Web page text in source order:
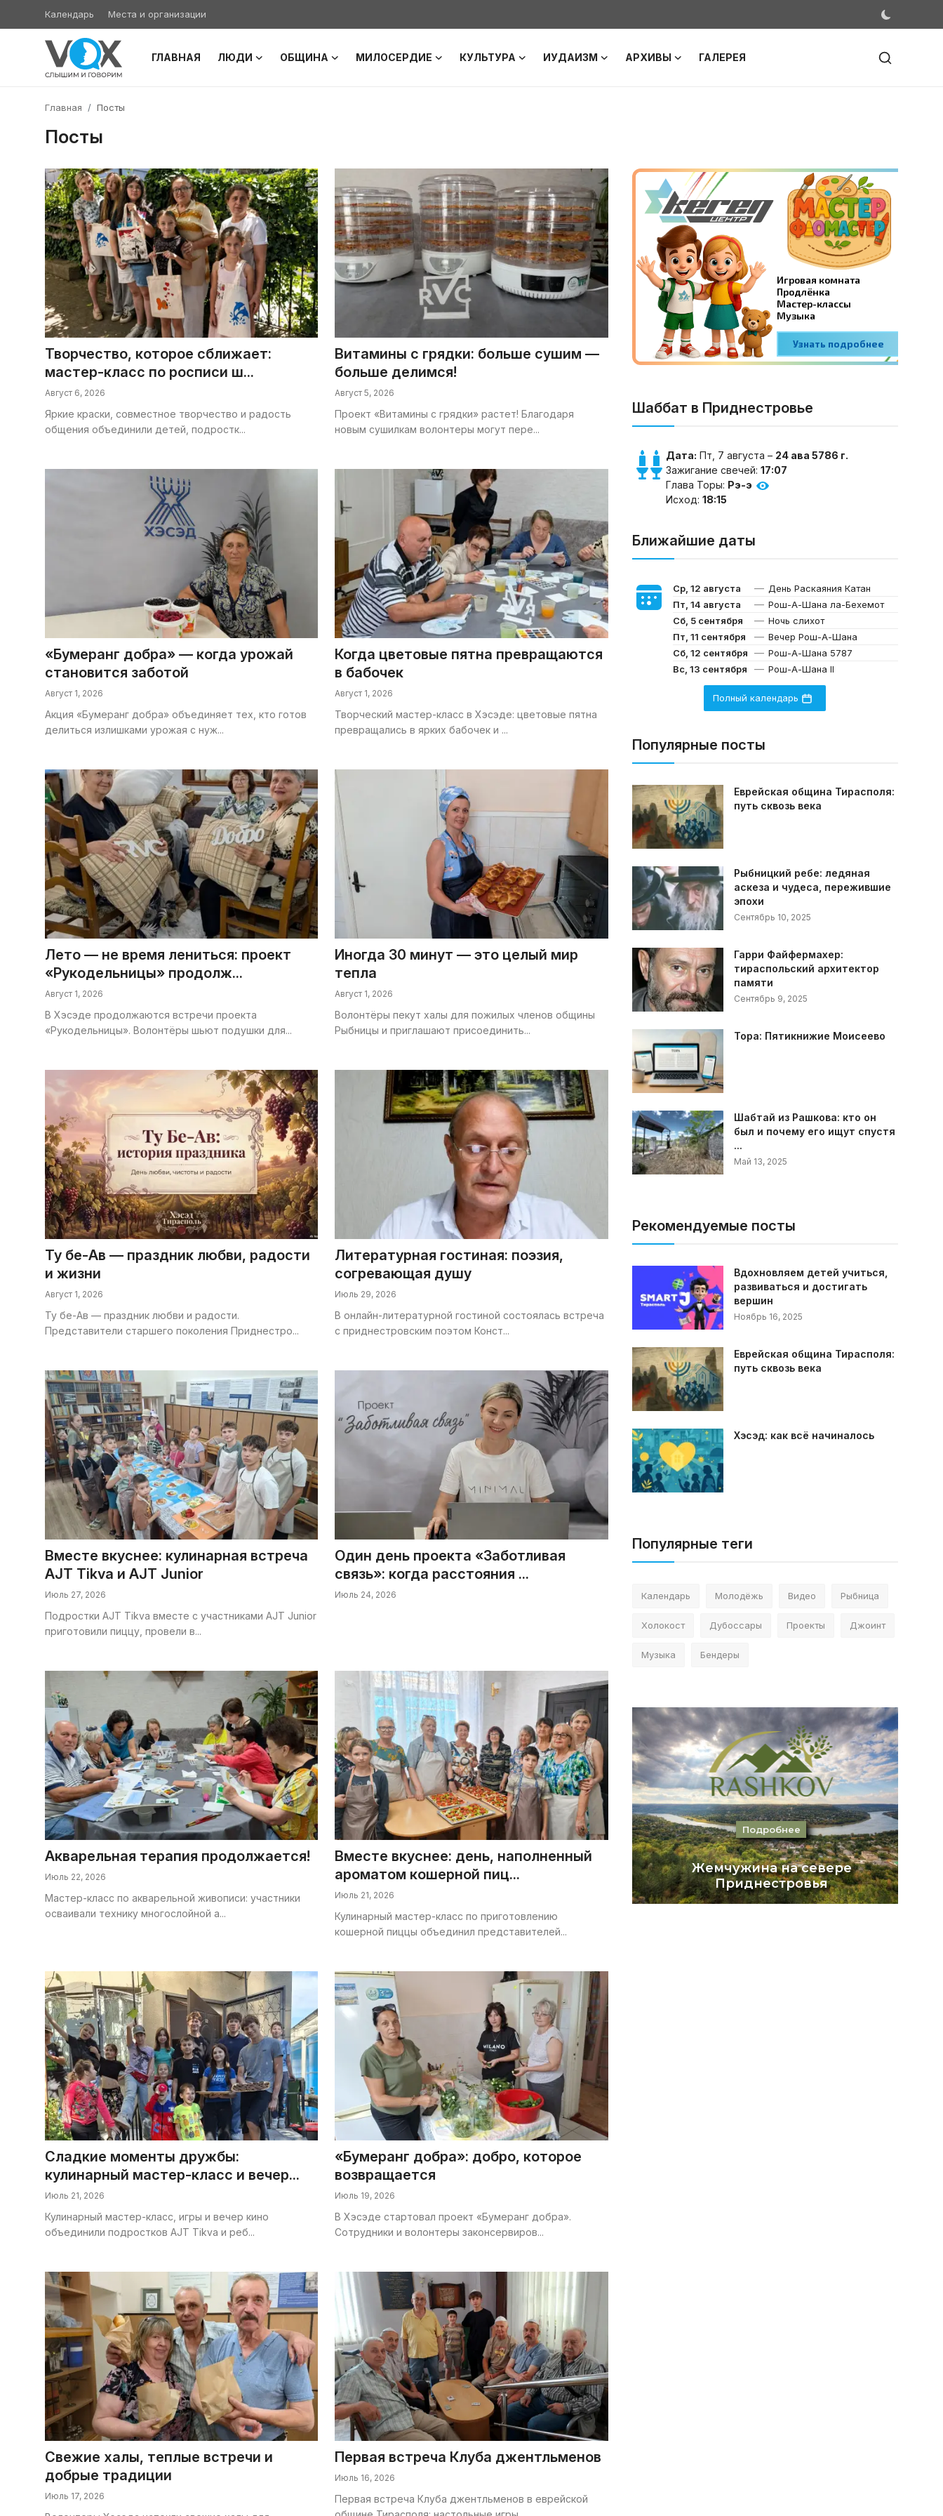
Календарь Места и организации
ГЛАВНАЯ ЛЮДИ ОБЩИНА МИЛОСЕРДИЕ КУЛЬТУРА ИУДАИЗМ АРХИВЫ ГАЛЕРЕЯ
Милосердие
Культура
Иудаизм
Архивы
Галерея
Календарь
Места и организации
Главная Посты
Посты
Творчество, которое сближает:
мастер-класс по росписи ш...
Август 6, 2026
Яркие краски, совместное творчество и радость
общения объединили детей, подростк...
Витамины с грядки: больше сушим —
больше делимся!
Август 5, 2026
Проект «Витамины с грядки» растет! Благодаря
новым сушилкам волонтеры могут пере...
«Бумеранг добра» — когда урожай
становится заботой
Август 1, 2026
Акция «Бумеранг добра» объединяет тех, кто готов
делиться излишками урожая с нуж...
Когда цветовые пятна превращаются
в бабочек
Август 1, 2026
Творческий мастер-класс в Хэсэде: цветовые пятна
превращались в ярких бабочек и ...
Лето — не время лениться: проект
«Рукодельницы» продолж...
Август 1, 2026
В Хэсэде продолжаются встречи проекта
«Рукодельницы». Волонтёры шьют подушки для...
Иногда 30 минут — это целый мир
тепла
Август 1, 2026
Волонтёры пекут халы для пожилых членов общины
Рыбницы и приглашают присоединить...
Ту бе-Ав — праздник любви, радости
и жизни
Август 1, 2026
Ту бе-Ав — праздник любви и радости.
Представители старшего поколения Приднестро...
Литературная гостиная: поэзия,
согревающая душу
Июль 29, 2026
В онлайн-литературной гостиной состоялась встреча
с приднестровским поэтом Конст...
Вместе вкуснее: кулинарная встреча
AJT Tikva и AJT Junior
Июль 27, 2026
Подростки AJT Tikva вместе с участниками AJT Junior
приготовили пиццу, провели в...
Один день проекта «Заботливая
связь»: когда расстояния ...
Июль 24, 2026
Акварельная терапия продолжается!
Июль 22, 2026
Мастер-класс по акварельной живописи: участники
осваивали технику многослойной а...
Вместе вкуснее: день, наполненный
ароматом кошерной пиц...
Июль 21, 2026
Кулинарный мастер-класс по приготовлению
кошерной пиццы объединил представителей...
Сладкие моменты дружбы:
кулинарный мастер-класс и вечер...
Июль 21, 2026
Кулинарный мастер-класс, игры и вечер кино
объединили подростков AJT Tikva и реб...
«Бумеранг добра»: добро, которое
возвращается
Июль 19, 2026
В Хэсэде стартовал проект «Бумеранг добра».
Сотрудники и волонтеры законсервиров...
Свежие халы, теплые встречи и
добрые традиции
Июль 17, 2026
Первая встреча Клуба джентльменов
Июль 16, 2026
Первая встреча Клуба джентльменов в еврейской
Шаббат в Приднестровье
Дата: Пт, 7 августа – 24 ава 5786 г.
Зажигание свечей: 17:07
Глава Торы: Рэ-э
Исход: 18:15
Ближайшие даты
Ср, 12 августа — День Раскаяния Катан
Пт, 14 августа
— Рош-А-Шана ла-Бехемот
Сб, 5 сентября
— Ночь слихот
Пт, 11 сентября
— Вечер Рош-А-Шана
Сб, 12 сентября
— Рош-А-Шана 5787
Вс, 13 сентября
— Рош-А-Шана II
Полный календарь
Популярные посты
Еврейская община Тирасполя:
путь сквозь века
Рыбницкий ребе: ледяная
аскеза и чудеса, пережившие
эпохи
Сентябрь 10, 2025
Гарри Файфермахер:
тираспольский архитектор
памяти
Сентябрь 9, 2025
Тора: Пятикнижие Моисеево
Шабтай из Рашкова: кто он
был и почему его ищут спустя
...
Май 13, 2025
Рекомендуемые посты
Вдохновляем детей учиться,
развиваться и достигать
вершин
Ноябрь 16, 2025
Еврейская община Тирасполя:
путь сквозь века
Хэсэд: как всё начиналось
Популярные теги
Календарь Молодёжь Видео Рыбница
Холокост Дубоссары Проекты Джоинт
Музыка Бендеры